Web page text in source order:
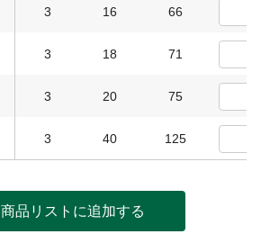
3 16 66
3 18 71
3 20 75
3 40 125
商品リストに追加する